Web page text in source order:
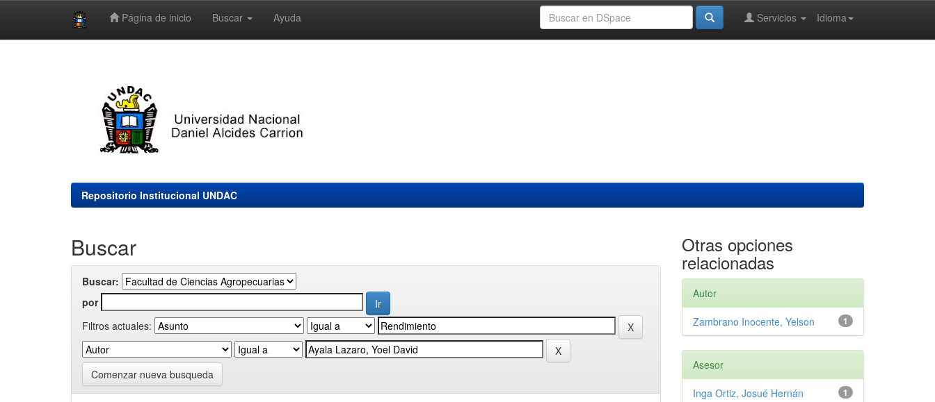
Página de inicio Buscar Ayuda Idioma
Servicios
Repositorio Institucional UNDAC
Buscar
Buscar:
por
Filtros actuales:
Comenzar nueva busqueda
Otras opciones
relacionadas
Autor
1
Zambrano Inocente, Yelson
Asesor
1
Inga Ortiz, Josué Hernán